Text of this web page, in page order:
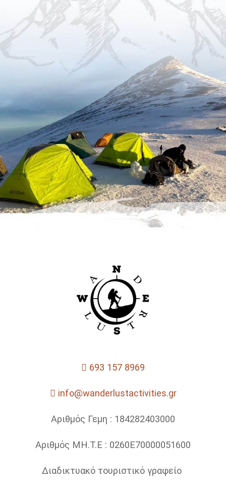
693 157 8969
info@wanderlustactivities.gr
Αριθμός Γεμη : 184282403000
Αριθμός ΜΗ.Τ.Ε : 0260Ε70000051600
Διαδικτυακό τουριστικό γραφείο